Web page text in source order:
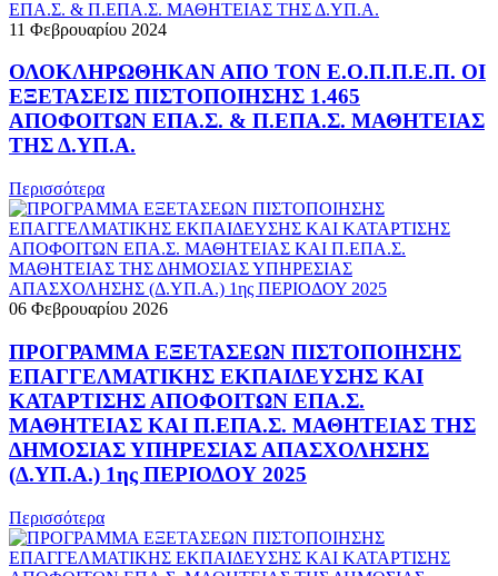
11 Φεβρουαρίου 2024
ΟΛΟΚΛΗΡΩΘΗΚΑΝ ΑΠΟ ΤΟΝ Ε.Ο.Π.Π.Ε.Π. ΟΙ
ΕΞΕΤΑΣΕΙΣ ΠΙΣΤΟΠΟΙΗΣΗΣ 1.465
ΑΠΟΦΟΙΤΩΝ ΕΠΑ.Σ. & Π.ΕΠΑ.Σ. ΜΑΘΗΤΕΙΑΣ
ΤΗΣ Δ.ΥΠ.Α.
Περισσότερα
06 Φεβρουαρίου 2026
ΠΡΟΓΡΑΜΜΑ ΕΞΕΤΑΣΕΩΝ ΠΙΣΤΟΠΟΙΗΣΗΣ
ΕΠΑΓΓΕΛΜΑΤΙΚΗΣ ΕΚΠΑΙΔΕΥΣΗΣ ΚΑΙ
ΚΑΤΑΡΤΙΣΗΣ ΑΠΟΦΟΙΤΩΝ ΕΠΑ.Σ.
ΜΑΘΗΤΕΙΑΣ ΚΑΙ Π.ΕΠΑ.Σ. ΜΑΘΗΤΕΙΑΣ ΤΗΣ
ΔΗΜΟΣΙΑΣ ΥΠΗΡΕΣΙΑΣ ΑΠΑΣΧΟΛΗΣΗΣ
(Δ.ΥΠ.Α.) 1ης ΠΕΡΙΟΔΟΥ 2025
Περισσότερα